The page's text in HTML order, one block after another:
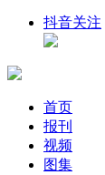
抖音关注
首页
报刊
视频
图集